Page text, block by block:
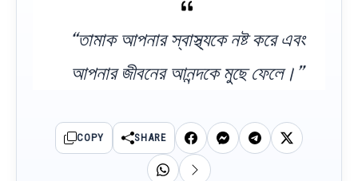
“তামাক আপনার স্বাস্থ্যকে নষ্ট করে এবং
আপনার জীবনের আনন্দকে মুছে ফেলে।”
COPY SHARE